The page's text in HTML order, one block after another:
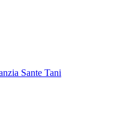
Sante Tani